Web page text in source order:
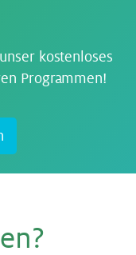
kostenloses
Programmen!